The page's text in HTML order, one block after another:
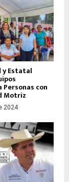
y Estatal
Personas con
Motriz
2024